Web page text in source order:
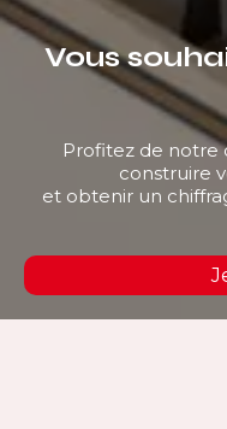
Vous
Profitez de notre
construire
et obtenir un